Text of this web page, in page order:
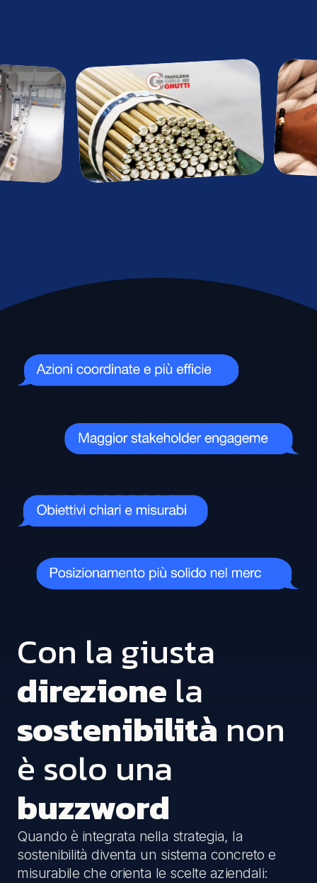
Con la giusta
direzione la
sostenibilità non
è solo una
buzzword
Quando è integrata nella strategia, la
sostenibilità diventa un sistema concreto e
misurabile che orienta le scelte aziendali: